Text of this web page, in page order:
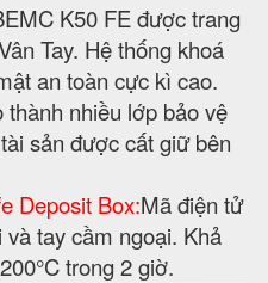
K50 FE được trang
Tay. Hệ thống khoá
an toàn cực kì cao.
thành nhiều lớp bảo vệ
sản được cất giữ bên
Deposit Box:Mã điện tử
tay cầm ngoại. Khả
trong 2 giờ.